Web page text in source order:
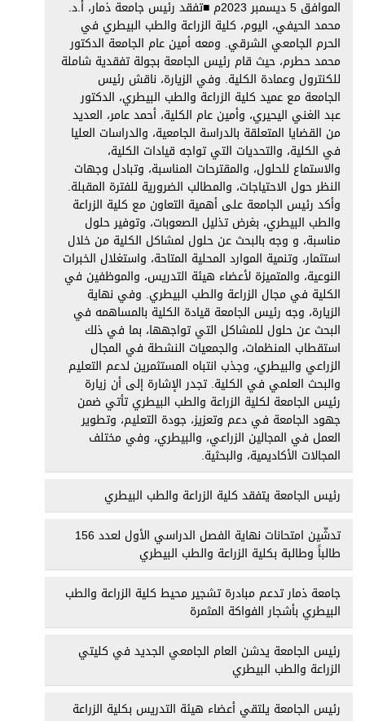
الموافق 5 ديسمبر 2023م ■تفقد رئيس جامعة ذمار، أ.د.
محمد الحيفي، اليوم، كلية الزراعة والطب البيطري في
الحرم الجامعي الشرقي. ومعه أمين عام الجامعة الدكتور
محمد حطرم، حيث قام رئيس الجامعة بجولة تفقدية شاملة
للكنترول وعمادة الكلية. وفي الزيارة، ناقش رئيس
الجامعة مع عميد كلية الزراعة والطب البيطري، الدكتور
عبد الغني اليحيري، وأمين عام الكلية، أحمد عامر، العديد
من القضايا المتعلقة بالدراسة الجامعية، والدراسات العليا
في الكلية، والتحديات التي تواجه قيادات الكلية،
والاستماع للحلول، والمقترحات المناسبة، وتبادل وجهات
النظر حول الاحتياجات، والمطالب الضرورية للفترة المقبلة.
وأكد رئيس الجامعة على أهمية التعاون مع كلية الزراعة
والطب البيطري، بغرض تذليل الصعوبات، وتوفير حلول
مناسبة، و وجه بالبحث عن حلول لمشاكل الكلية من خلال
استثمار، وتنمية الموارد المحلية المتاحة، واستغلال الخبرات
النوعية، والمتميزة لأعضاء هيئة التدريس، والموظفين في
الكلية في مجال الزراعة والطب البيطري. وفي نهاية
الزيارة، وجه رئيس الجامعة قيادة الكلية بالمساهمه في
البحث عن حلول للمشاكل التي تواجهها، بما في ذلك
استقطاب المنظمات، والجمعيات النشطة في المجال
الزراعي والبيطري، وجذب انتباه المستثمرين لدعم التعليم
والبحث العلمي في الكلية. تجدر الإشارة إلى أن زيارة
رئيس الجامعة لكلية الزراعة والطب البيطري تأتي ضمن
جهود الجامعة في دعم وتعزيز، جودة التعليم، وتطوير
العمل في المجالين الزراعي، والبيطري، وفي مختلف
المجالات الأكاديمية، والبحثية.
رئيس الجامعة يتفقد كلية الزراعة والطب البيطري
تدشّين امتحانات نهاية الفصل الدراسي الأول لعدد 156
طالباً وطالبة بكلية الزراعة والطب البيطري
جامعة ذمار تدعم مبادرة تشجير محيط كلية الزراعة والطب
البيطري بأشجار الفواكة المثمرة
رئيس الجامعة يدشن العام الجامعي الجديد في كليتي
الزراعة والطب البيطري
رئيس الجامعة يلتقي أعضاء هيئة التدريس بكلية الزراعة